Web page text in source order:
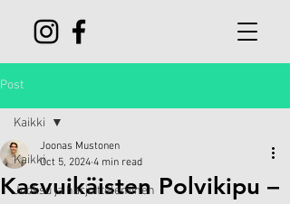
Post
Kaikki
Juoksu ja harjoitteleminen
Kaikki
Kasvuikäisten Polvikipu –
Joonas Mustonen
Oct 5, 2024 4 min read